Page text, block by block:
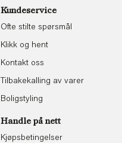
Kundeservice
Ofte stilte spørsmål
Klikk og hent
Kontakt oss
Tilbakekalling av varer
Boligstyling
Handle på nett
Kjøpsbetingelser